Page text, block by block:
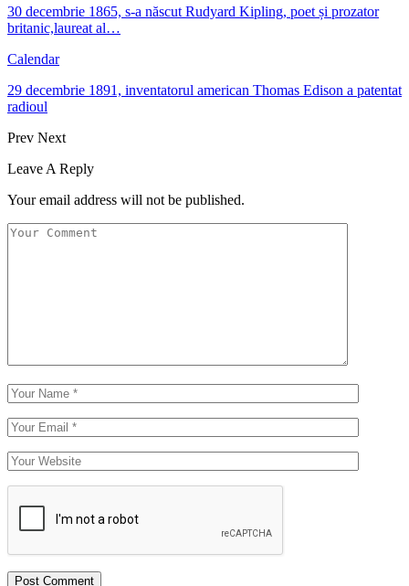
30 decembrie 1865, s-a născut Rudyard Kipling, poet și prozator
britanic,laureat al…
Calendar
29 decembrie 1891, inventatorul american Thomas Edison a patentat
radioul
Prev Next
Leave A Reply
Your email address will not be published.